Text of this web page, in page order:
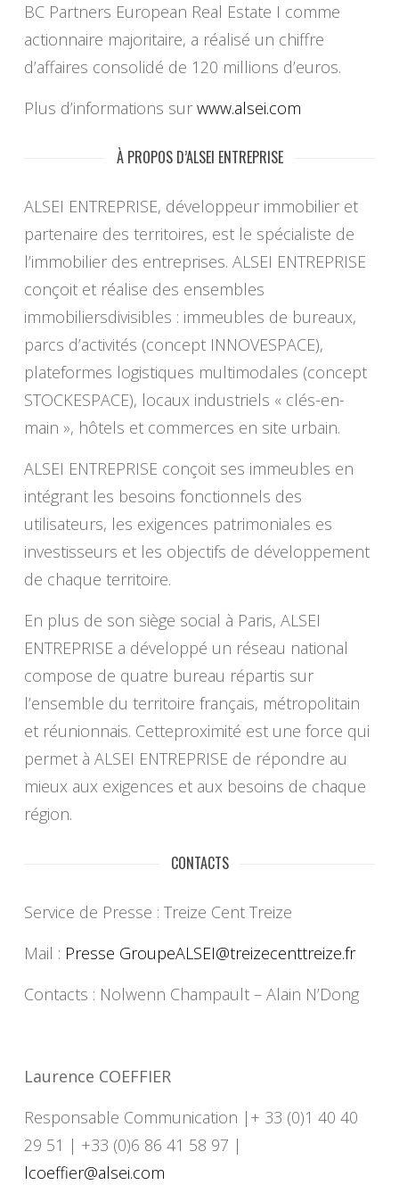
BC Partners European Real Estate I comme
actionnaire majoritaire, a réalisé un chiffre
d’affaires consolidé de 120 millions d’euros.
Plus d’informations sur www.alsei.com
À PROPOS D’ALSEI ENTREPRISE
ALSEI ENTREPRISE, développeur immobilier et
partenaire des territoires, est le spécialiste de
l’immobilier des entreprises. ALSEI ENTREPRISE
conçoit et réalise des ensembles
immobiliersdivisibles : immeubles de bureaux,
parcs d’activités (concept INNOVESPACE),
plateformes logistiques multimodales (concept
STOCKESPACE), locaux industriels « clés-en-
main », hôtels et commerces en site urbain.
ALSEI ENTREPRISE conçoit ses immeubles en
intégrant les besoins fonctionnels des
utilisateurs, les exigences patrimoniales es
investisseurs et les objectifs de développement
de chaque territoire.
En plus de son siège social à Paris, ALSEI
ENTREPRISE a développé un réseau national
compose de quatre bureau répartis sur
l’ensemble du territoire français, métropolitain
et réunionnais. Cetteproximité est une force qui
permet à ALSEI ENTREPRISE de répondre au
mieux aux exigences et aux besoins de chaque
région.
CONTACTS
Service de Presse : Treize Cent Treize
Mail : Presse GroupeALSEI@treizecenttreize.fr
Contacts : Nolwenn Champault – Alain N’Dong
Laurence COEFFIER
Responsable Communication |+ 33 (0)1 40 40
29 51 | +33 (0)6 86 41 58 97 |
lcoeffier@alsei.com